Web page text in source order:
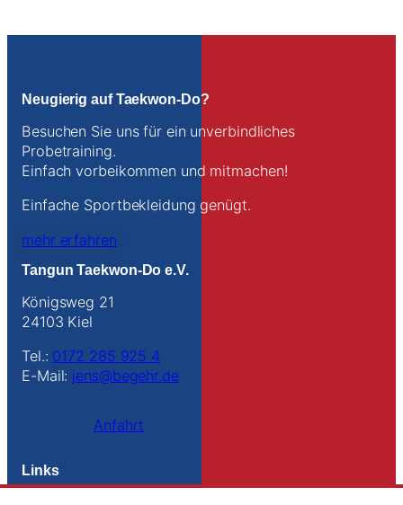
Neugierig auf Taekwon-Do?
Besuchen Sie uns für ein unverbindliches
Probetraining.
Einfach vorbeikommen und mitmachen!
Einfache Sportbekleidung genügt.
mehr erfahren
Tangun Taekwon-Do e.V.
Königsweg 21
24103 Kiel
Tel.: 0172 285 925 4
E-Mail: jens@begehr.de
Anfahrt
Links